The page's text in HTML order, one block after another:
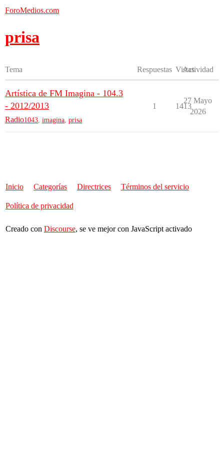
ForoMedios.com
prisa
Tema Respuestas Vistas
Actividad
Artística de FM Imagina - 104.3
- 2012/2013
Radio1043 imagina prisa
1 1413
27 Mayo
2026
Inicio Categorías Directrices Términos del servicio
Política de privacidad
Creado con Discourse, se ve mejor con JavaScript activado